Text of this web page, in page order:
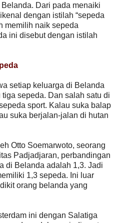
Dari pada menaiki
dengan istilah “sepeda
memilih naik sepeda
ini disebut dengan istilah
setiap keluarga di Belanda
sepeda. Dan salah satu di
sport. Kalau suka balap
suka berjalan-jalan di hutan
Otto Soemarwoto, seorang
Padjadjaran, perbandingan
di Belanda adalah 1,3. Jadi
1,3 sepeda. Ini luar
orang belanda yang
ini dengan Salatiga